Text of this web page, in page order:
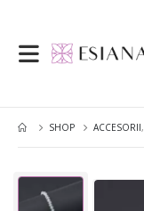
SHOP ACCESORII,